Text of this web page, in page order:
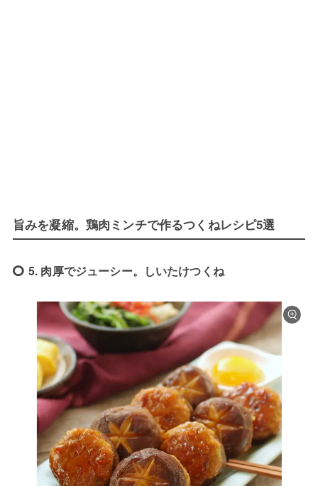
旨みを凝縮。鶏肉ミンチで作るつくねレシピ5選
5. 肉厚でジューシー。しいたけつくね